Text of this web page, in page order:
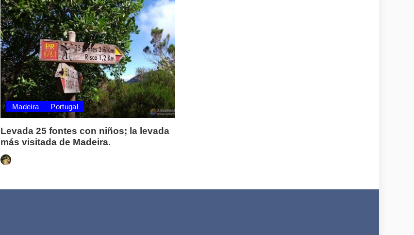
Madeira Portugal
Levada 25 fontes con niños; la levada
más visitada de Madeira.
Posted